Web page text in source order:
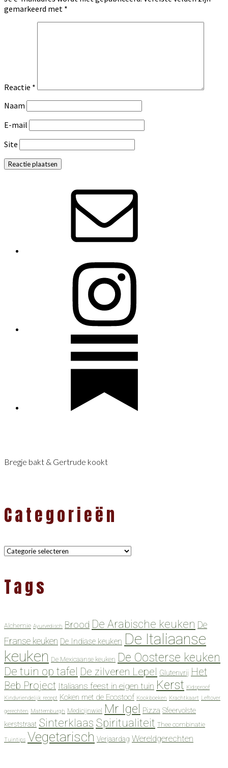
gemarkeerd met *
Reactie *
Naam
E-mail
Site
Bregje bakt & Gertrude kookt
Categorieën
Categorieën
Tags
Alchemie Ayurvedisch Brood De Arabische keuken De
Franse keuken De Indiase keuken De Italiaanse
keuken De Mexicaanse keuken De Oosterse keuken
De tuin op tafel De zilveren Lepel Glutenvrij Het
Beb Project Italiaans feest in eigen tuin Kerst Kidsproof
Kindvriendelijk recept Koken met de Ecostoof Kookboeken Krachtkaart Leftover
gerechten Mattemburgh Medicijnwiel Mr Igel Pizza Sfeervolste
kerststraat Sinterklaas Spiritualiteit Thee combinatie
Tuintips Vegetarisch Verjaardag Wereldgerechten